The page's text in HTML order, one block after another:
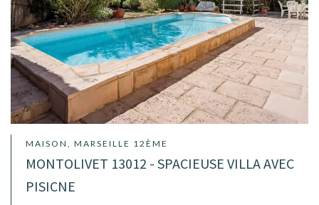
MAISON, MARSEILLE 12ÈME
MONTOLIVET 13012 - SPACIEUSE VILLA AVEC
PISICNE